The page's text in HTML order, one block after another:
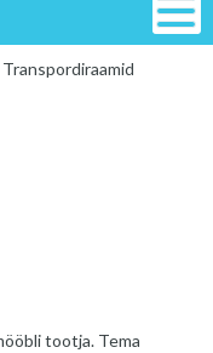
Transpordiraamid
tootja. Tema